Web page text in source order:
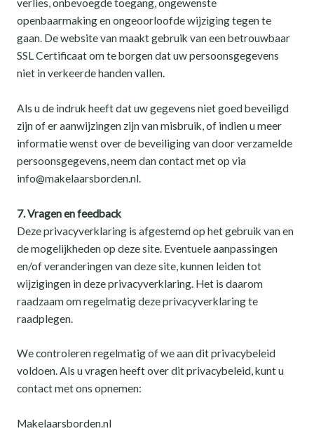
verlies, onbevoegde toegang, ongewenste
openbaarmaking en ongeoorloofde wijziging tegen te
gaan. De website van maakt gebruik van een betrouwbaar
SSL Certificaat om te borgen dat uw persoonsgegevens
niet in verkeerde handen vallen.
Als u de indruk heeft dat uw gegevens niet goed beveiligd
zijn of er aanwijzingen zijn van misbruik, of indien u meer
informatie wenst over de beveiliging van door verzamelde
persoonsgegevens, neem dan contact met op via
info@makelaarsborden.nl.
7. Vragen en feedback
Deze privacyverklaring is afgestemd op het gebruik van en
de mogelijkheden op deze site. Eventuele aanpassingen
en/of veranderingen van deze site, kunnen leiden tot
wijzigingen in deze privacyverklaring. Het is daarom
raadzaam om regelmatig deze privacyverklaring te
raadplegen.
We controleren regelmatig of we aan dit privacybeleid
voldoen. Als u vragen heeft over dit privacybeleid, kunt u
contact met ons opnemen:
Makelaarsborden.nl